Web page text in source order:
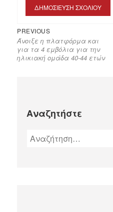
PREVIOUS
Άνοιξε η πλατφόρμα και
για τα 4 εμβόλια για την
ηλικιακή ομάδα 40-44 ετών
Αναζητήστε